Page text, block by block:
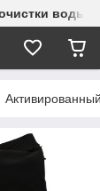
воды